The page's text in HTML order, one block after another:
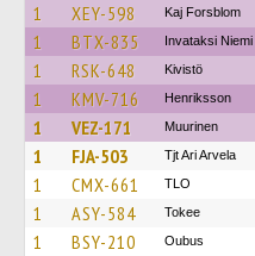
1 XEY-598 Kaj Forsblom
1 BTX-835 Invataksi Niemi
1 RSK-648 Kivistö
1 KMV-716 Henriksson
1 VEZ-171 Muurinen
1 FJA-503 Tjt Ari Arvela
1 CMX-661 TLO
1 ASY-584 Tokee
1 BSY-210 Oubus